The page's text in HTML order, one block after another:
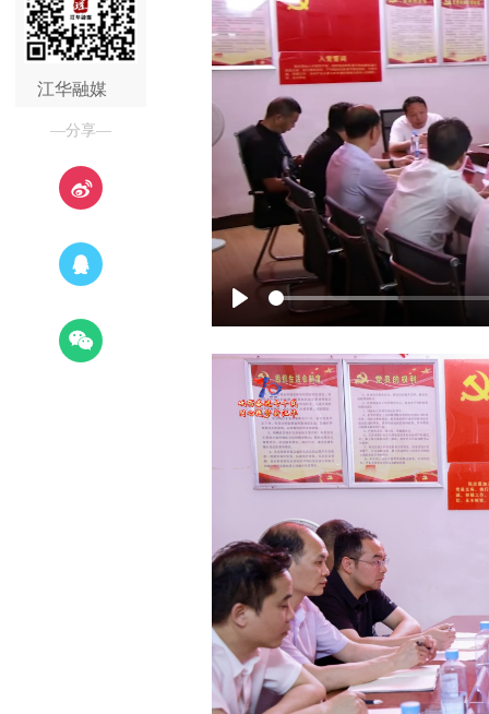
江华融媒
—分享—
Play